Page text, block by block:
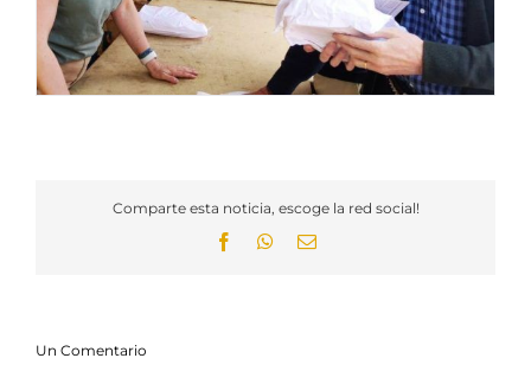
Comparte esta noticia, escoge la red social!
FacebookWhatsApp
Email
Un Comentario